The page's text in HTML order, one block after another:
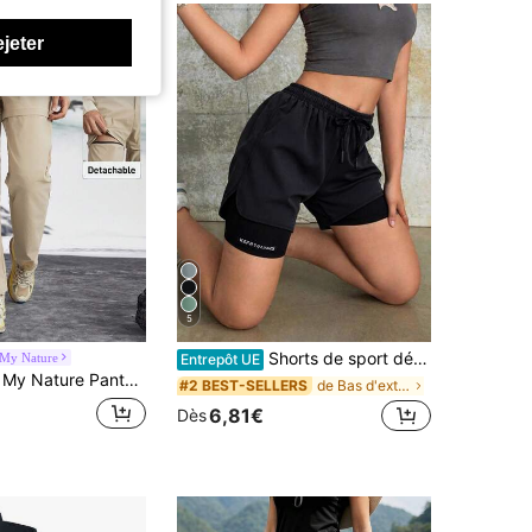
Nature
long amovible pour femmes pour le camping, la randonnée et les déplacements en ville
5
Entrepôt UE Shorts de sport décontractés d'été pour femmes, design 2 en 1, faciles à assortir avec n'importe quelle tenue, athleisure
#2 BEST-SELLERS de Bas d'extérieur pour femmes
Dès6,81€